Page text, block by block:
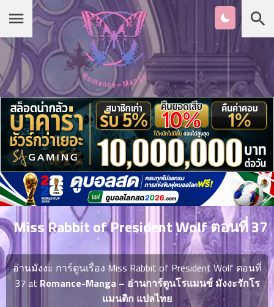
หน้าแรก
หมวดมังงะ
รายชื่อมังงะ Romance
เกาหลี
จีน
ญี่ปุ่น
Miss Rabbit of President Wolf ตอนที่ 37
อ่านมังงะ การ์ตูนเรื่อง Miss Rabbit of President Wolf ตอนที่
37 at Romance-Manga – อ่านการ์ตูนโรแมนซ์ มังงะรักโร
แมนติก แปลไทย
Chapter
List
1
ตอน
ที่
น
2
ตอน
ที่
น
3
ตอน
ที่
ม
4
ตอน
ที่
ม
5
ตอน